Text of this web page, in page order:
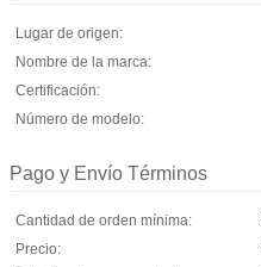
Lugar de origen:
Nombre de la marca:
Certificación:
Número de modelo:
Pago y Envío Términos
Cantidad de orden mínima:
Precio: